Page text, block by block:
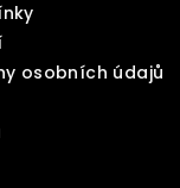
osobních údajů